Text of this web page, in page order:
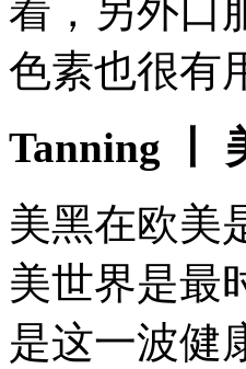
着，另外口
色素也很有
Tanning 丨
美黑在欧美
美世界是最
是这一波健